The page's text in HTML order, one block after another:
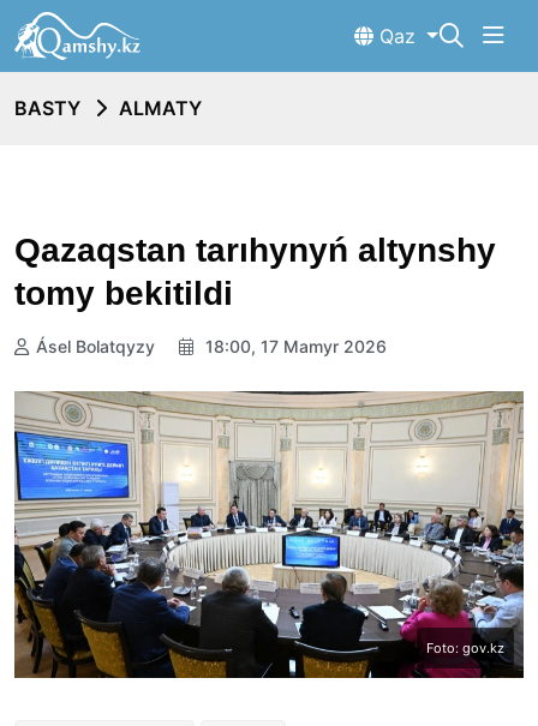
Qaz
BASTY ALMATY
Qazaqstan tarıhynyń altynshy
tomy bekitildi
Ásel Bolatqyzy 18:00, 17 Mamyr 2026
Foto: gov.kz